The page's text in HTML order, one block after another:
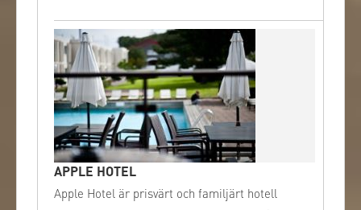
APPLE HOTEL
Apple Hotel är prisvärt och familjärt hotell